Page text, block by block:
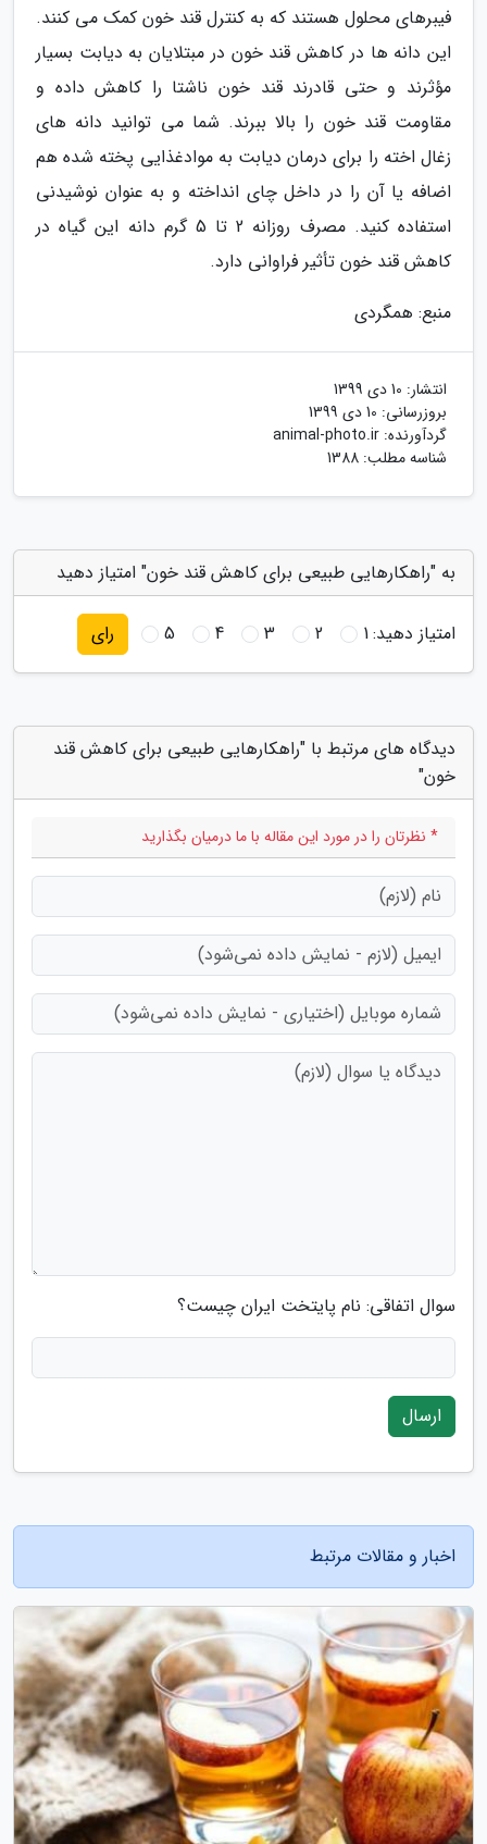
فیبرهای محلول هستند که به کنترل قند خون کمک می کنند.
این دانه ها در کاهش قند خون در مبتلایان به دیابت بسیار
مؤثرند و حتی قادرند قند خون ناشتا را کاهش داده و
مقاومت قند خون را بالا ببرند. شما می توانید دانه های
زغال اخته را برای درمان دیابت به موادغذایی پخته شده هم
اضافه یا آن را در داخل چای انداخته و به عنوان نوشیدنی
استفاده کنید. مصرف روزانه 2 تا 5 گرم دانه این گیاه در
کاهش قند خون تأثیر فراوانی دارد.
منبع: همگردی
انتشار: 10 دی 1399
بروزرسانی: 10 دی 1399
گردآورنده: animal-photo.ir
شناسه مطلب: 1388
به "راهکارهایی طبیعی برای کاهش قند خون" امتیاز دهید
امتیاز دهید:1
2
3
4
5 رای
دیدگاه های مرتبط با "راهکارهایی طبیعی برای کاهش قند
خون"
* نظرتان را در مورد این مقاله با ما درمیان بگذارید
سوال اتفاقی: نام پایتخت ایران چیست؟
ارسال
اخبار و مقالات مرتبط